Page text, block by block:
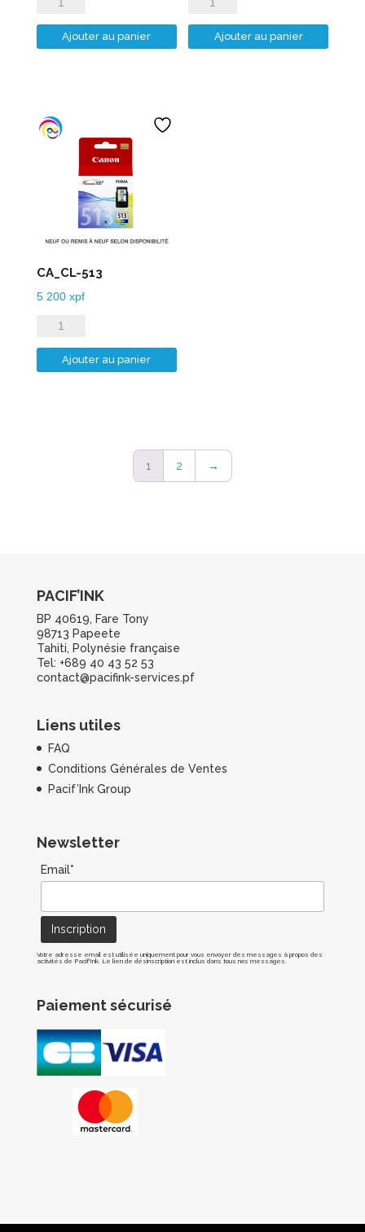
de
CA_045HM
Ajouter au panier
de
CA_045HY
Ajouter au panier
CA_CL-513
5 200 xpf
quantité
de
CA_CL-
Ajouter au panier
1 2 →
PACIF’INK
BP 40619, Fare Tony
98713 Papeete
Tahiti, Polynésie française
Tel: +689 40 43 52 53
contact@pacifink-services.pf
Liens utiles
FAQ
Conditions Générales de Ventes
Pacif’Ink Group
Newsletter
Email*
Votre adresse email est utilisée uniquement pour vous envoyer des messages à propos des
activités de Pacif'Ink. Le lien de désinscription est inclus dans tous nos messages.
Paiement sécurisé